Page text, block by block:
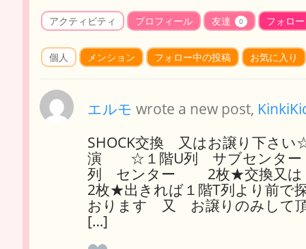
アクティビティ プロフィール 友達 0 フォロー
個人 メンション フォロー中の投稿 お気に入り
エルモ wrote a new post,
SHOCK交換 又はお譲り下さ
演 ☆１階U列 サブセンター
列 センター 2枚★交換又
2枚★出きれば１階T列より前で
おります 又 お譲りのみし
[…]